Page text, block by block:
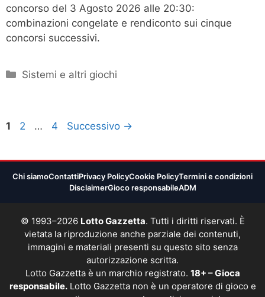
concorso del 3 Agosto 2026 alle 20:30:
combinazioni congelate e rendiconto sui cinque
concorsi successivi.
Categorie
Sistemi e altri giochi
Pagina
1 Pagina
2 … Pagina
4 Successivo →
Chi siamoContattiPrivacy PolicyCookie PolicyTermini e condizioni
DisclaimerGioco responsabileADM
© 1993–2026 Lotto Gazzetta. Tutti i diritti riservati. È
vietata la riproduzione anche parziale dei contenuti,
immagini e materiali presenti su questo sito senza
autorizzazione scritta.
Lotto Gazzetta è un marchio registrato. 18+ – Gioca
responsabile.Lotto Gazzetta non è un operatore di gioco e